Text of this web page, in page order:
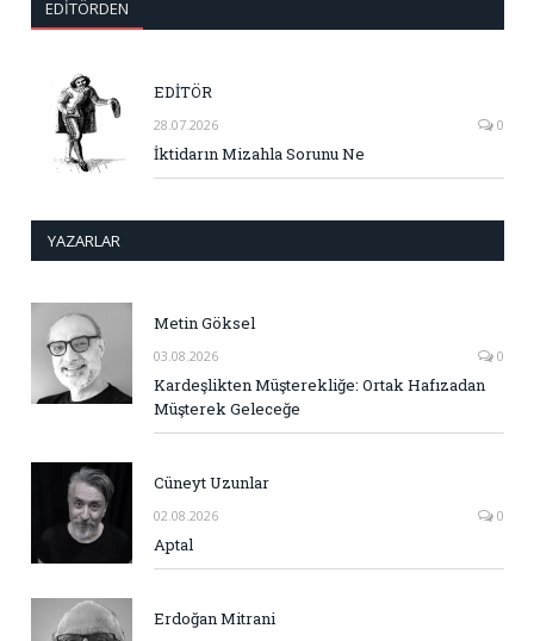
EDITÖRDEN
EDİTÖR
28.07.2026 0
İktidarın Mizahla Sorunu Ne
YAZARLAR
Metin Göksel
03.08.2026 0
Kardeşlikten Müşterekliğe: Ortak Hafızadan
Müşterek Geleceğe
Cüneyt Uzunlar
02.08.2026 0
Aptal
Erdoğan Mitrani